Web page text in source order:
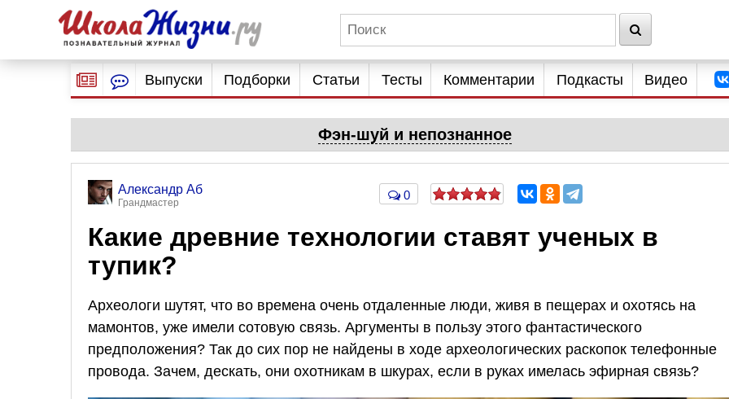
Выпуски Подборки Статьи Тесты Комментарии Подкасты Видео
Фэн-шуй и непознанное
Александр Аб
Грандмастер
0
Какие древние технологии ставят ученых в
тупик?
Археологи шутят, что во времена очень отдаленные люди, живя в пещерах и охотясь на
мамонтов, уже имели сотовую связь. Аргументы в пользу этого фантастического
предположения? Так до сих пор не найдены в ходе археологических раскопок телефонные
провода. Зачем, дескать, они охотникам в шкурах, если в руках имелась эфирная связь?